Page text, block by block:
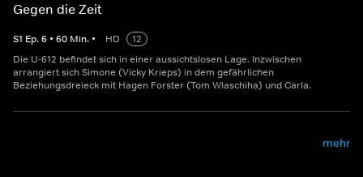
Gegen die Zeit
S1 Ep.6 • 60 Min. • HD
12
Die U-612 befindet sich in einer aussichtslosen Lage. Inzwischen
arrangiert sich Simone (Vicky Krieps) in dem gefährlichen
Beziehungsdreieck mit Hagen Forster (Tom Wlaschiha) und Carla.
mehr